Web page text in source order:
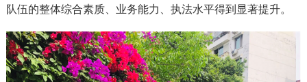
队伍的整体综合素质、业务能力、执法水平得到显著提升。